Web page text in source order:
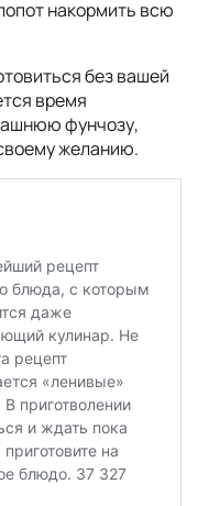
накормить всю
без вашей
время
фунчозу,
желанию.